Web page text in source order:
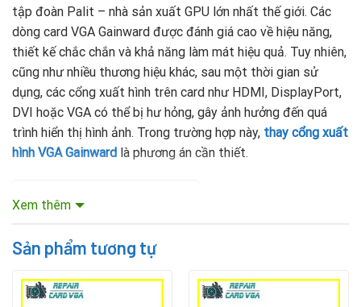
tập đoàn Palit – nhà sản xuất GPU lớn nhất thế giới. Các
dòng card VGA Gainward được đánh giá cao về hiệu năng,
thiết kế chắc chắn và khả năng làm mát hiệu quả. Tuy nhiên,
cũng như nhiều thương hiệu khác, sau một thời gian sử
dụng, các cổng xuất hình trên card như HDMI, DisplayPort,
DVI hoặc VGA có thể bị hư hỏng, gây ảnh hưởng đến quá
trình hiển thị hình ảnh. Trong trường hợp này, thay cổng xuất
hình VGA Gainward là phương án cần thiết.
Mục lục nội dung
Các dòng card VGA Gainward thường được sửa
Rate this product
Xem thêm
Sản phẩm tương tự